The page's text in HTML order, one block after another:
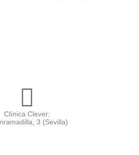
Clínica Clever:
3 (Sevilla)